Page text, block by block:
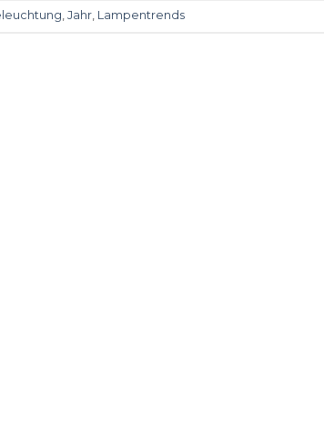
, Jahr, Lampentrends